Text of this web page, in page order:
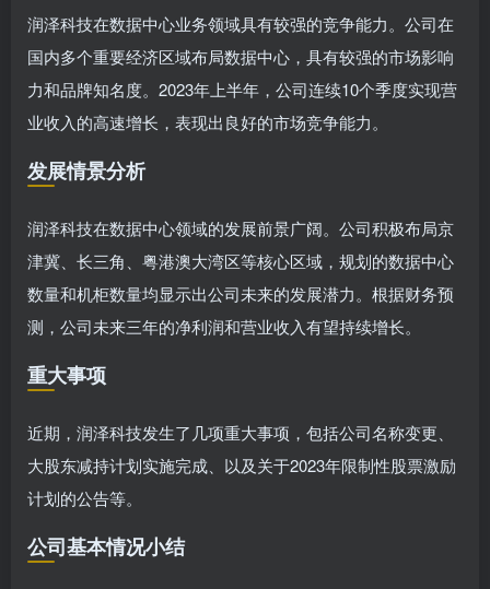
润泽科技在数据中心业务领域具有较强的竞争能力。公司在
国内多个重要经济区域布局数据中心，具有较强的市场影响
力和品牌知名度。2023年上半年，公司连续10个季度实现营
业收入的高速增长，表现出良好的市场竞争能力。
发展情景分析
润泽科技在数据中心领域的发展前景广阔。公司积极布局京
津冀、长三角、粤港澳大湾区等核心区域，规划的数据中心
数量和机柜数量均显示出公司未来的发展潜力。根据财务预
测，公司未来三年的净利润和营业收入有望持续增长。
重大事项
近期，润泽科技发生了几项重大事项，包括公司名称变更、
大股东减持计划实施完成、以及关于2023年限制性股票激励
计划的公告等。
公司基本情况小结